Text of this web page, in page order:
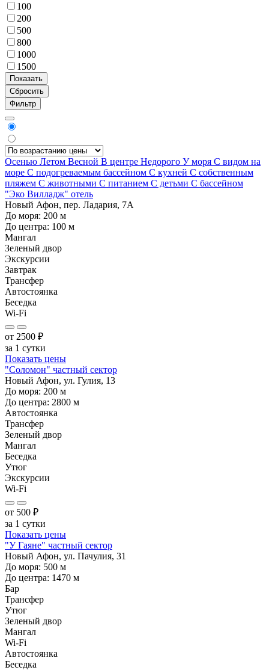
100
200
500
800
1000
1500
Фильтр
Осенью Летом Весной В центре Недорого У моря С видом на
море С подогреваемым бассейном С кухней С собственным
пляжем С животными С питанием С детьми С бассейном
"Эко Вилладж" отель
Новый Афон, пер. Ладария, 7А
До моря: 200 м
До центра: 100 м
Мангал
Зеленый двор
Экскурсии
Завтрак
Трансфер
Автостоянка
Беседка
Wi-Fi
от 2500 ₽
за 1 сутки
Показать цены
"Соломон" частный сектор
Новый Афон, ул. Гулия, 13
До моря: 200 м
До центра: 2800 м
Автостоянка
Трансфер
Зеленый двор
Мангал
Беседка
Утюг
Экскурсии
Wi-Fi
от 500 ₽
за 1 сутки
Показать цены
"У Гаяне" частный сектор
Новый Афон, ул. Пачулия, 31
До моря: 500 м
До центра: 1470 м
Бар
Трансфер
Утюг
Зеленый двор
Мангал
Wi-Fi
Автостоянка
Беседка